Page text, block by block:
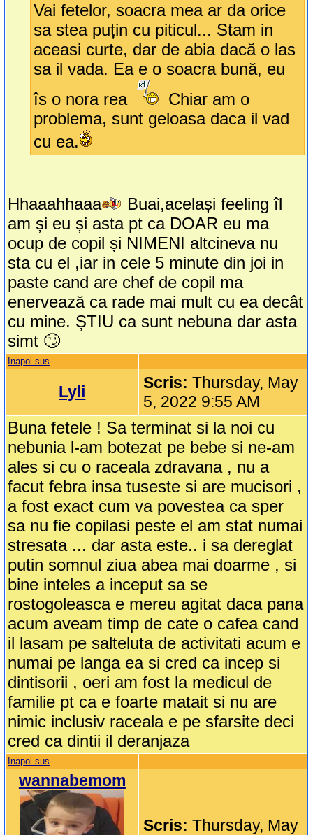
Vai fetelor, soacra mea ar da orice
sa stea puțin cu piticul... Stam in
aceasi curte, dar de abia dacă o las
sa il vada. Ea e o soacra bună, eu
îs o nora rea
Chiar am o
problema, sunt geloasa daca il vad
cu ea.
Hhaaahhaaa
Buai,același feeling îl
am și eu și asta pt ca DOAR eu ma
ocup de copil și NIMENI altcineva nu
sta cu el ,iar in cele 5 minute din joi in
paste cand are chef de copil ma
enervează ca rade mai mult cu ea decât
cu mine. ȘTIU ca sunt nebuna dar asta
simt 🙄
Inapoi sus
Lyli Scris:Thursday, May
5, 2022 9:55 AM
Buna fetele ! Sa terminat si la noi cu
nebunia l-am botezat pe bebe si ne-am
ales si cu o raceala zdravana , nu a
facut febra insa tuseste si are mucisori ,
a fost exact cum va povestea ca sper
sa nu fie copilasi peste el am stat numai
stresata ... dar asta este.. i sa dereglat
putin somnul ziua abea mai doarme , si
bine inteles a inceput sa se
rostogoleasca e mereu agitat daca pana
acum aveam timp de cate o cafea cand
il lasam pe salteluta de activitati acum e
numai pe langa ea si cred ca incep si
dintisorii , oeri am fost la medicul de
familie pt ca e foarte matait si nu are
nimic inclusiv raceala e pe sfarsite deci
cred ca dintii il deranjaza
Inapoi sus
wannabemom
Scris:Thursday, May